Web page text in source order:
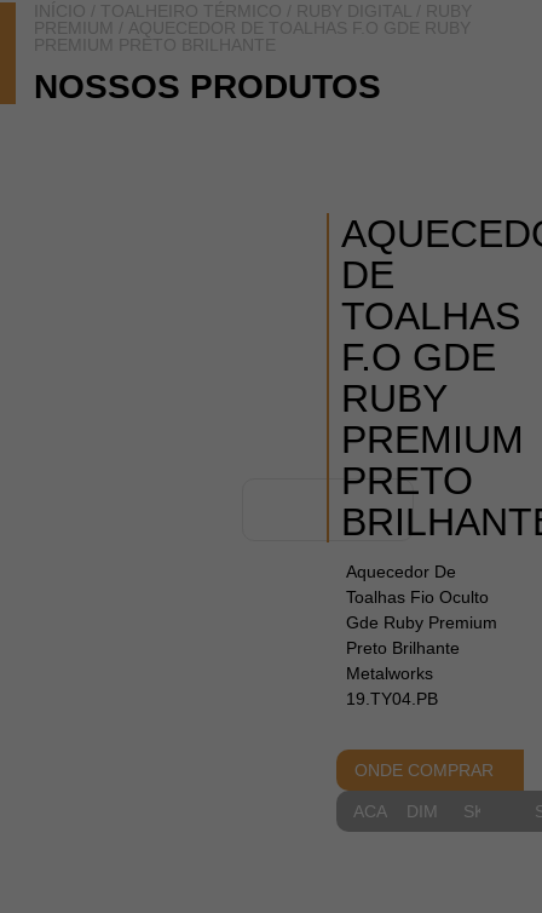
INÍCIO / TOALHEIRO TÉRMICO / RUBY DIGITAL / RUBY
PREMIUM / AQUECEDOR DE TOALHAS F.O GDE RUBY
PREMIUM PRETO BRILHANTE
NOSSOS PRODUTOS
DE
TOALHAS
F.O GDE
RUBY
PREMIUM
PRETO
Aquecedor De
Toalhas Fio Oculto
Gde Ruby Premium
Preto Brilhante
Metalworks
19.TY04.PB
ONDE COMPRAR
ACABAMENTOS
DIMENSIONAIS